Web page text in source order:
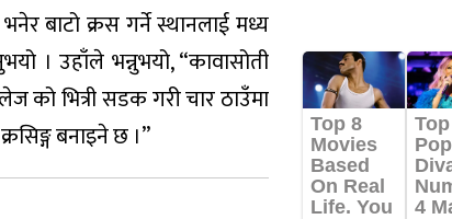
बाटो क्रस गर्ने स्थानलाई मध्य
। उहाँले भन्नुभयो, “कावासोती
को भित्री सडक गरी चार ठाउँमा
बनाइने छ ।’’